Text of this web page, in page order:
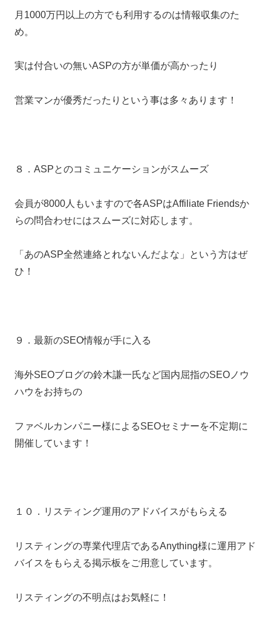
月1000万円以上の方でも利用するのは情報収集のた
め。
実は付合いの無いASPの方が単価が高かったり
営業マンが優秀だったりという事は多々あります！
８．ASPとのコミュニケーションがスムーズ
会員が8000人もいますので各ASPはAffiliate Friendsか
らの問合わせにはスムーズに対応します。
「あのASP全然連絡とれないんだよな」という方はぜ
ひ！
９．最新のSEO情報が手に入る
海外SEOブログの鈴木謙一氏など国内屈指のSEOノウ
ハウをお持ちの
ファベルカンパニー様によるSEOセミナーを不定期に
開催しています！
１０．リスティング運用のアドバイスがもらえる
リスティングの専業代理店であるAnything様に運用アド
バイスをもらえる掲示板をご用意しています。
リスティングの不明点はお気軽に！